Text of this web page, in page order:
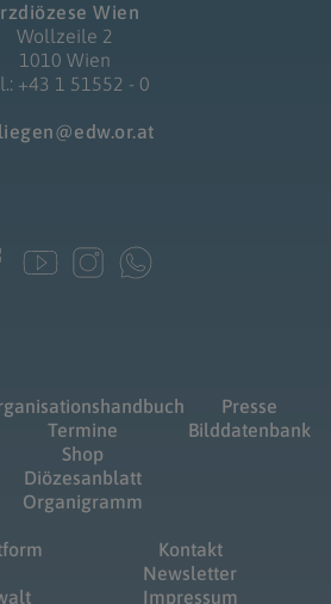
Wien
Wollzeile 2
1010 Wien
+43 1 51552 - 0
Termine
Shop
Diözesanblatt
Organigramm
Presse
Bilddatenbank
Kontakt
Newsletter
Impressum